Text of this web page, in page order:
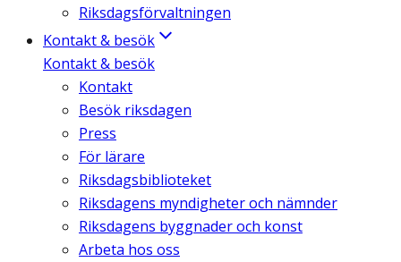
Riksdagsförvaltningen
Kontakt & besök
Kontakt & besök
Kontakt
Besök riksdagen
Press
För lärare
Riksdagsbiblioteket
Riksdagens myndigheter och nämnder
Riksdagens byggnader och konst
Arbeta hos oss